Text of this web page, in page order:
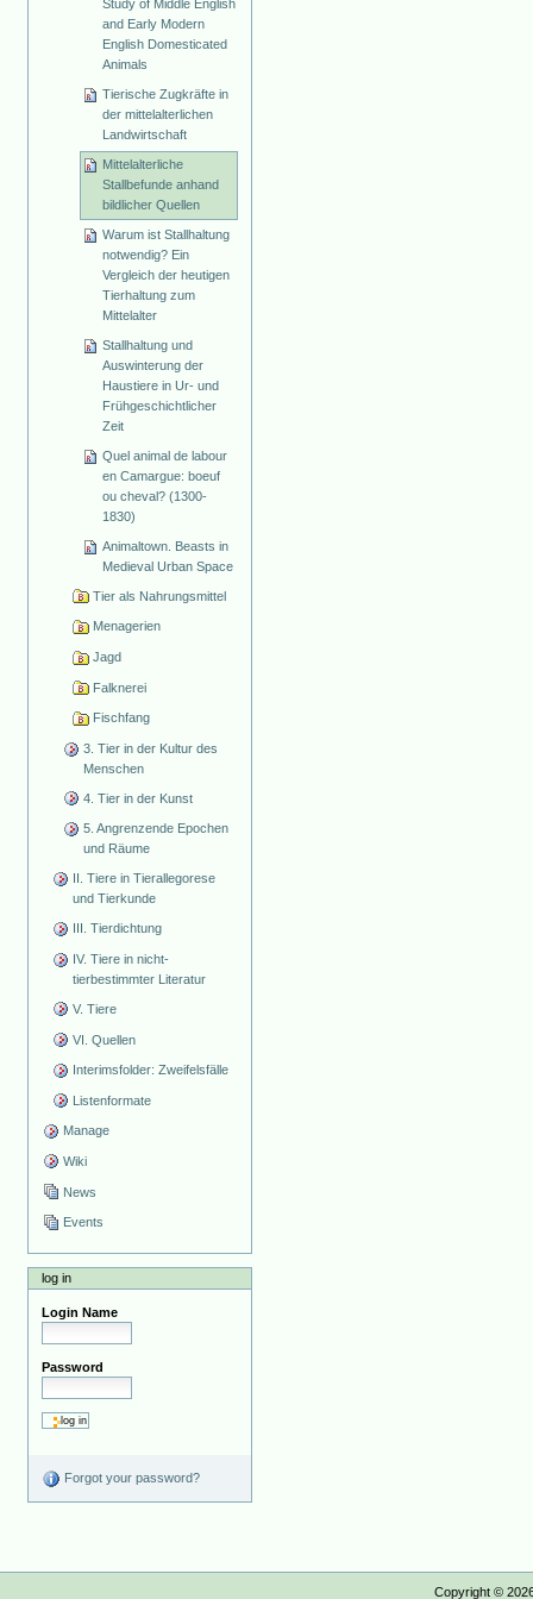
Study of Middle English
and Early Modern
English Domesticated
Animals
Tierische Zugkräfte in
der mittelalterlichen
Landwirtschaft
Mittelalterliche
Stallbefunde anhand
bildlicher Quellen
Warum ist Stallhaltung
notwendig? Ein
Vergleich der heutigen
Tierhaltung zum
Mittelalter
Stallhaltung und
Auswinterung der
Haustiere in Ur- und
Frühgeschichtlicher
Zeit
Quel animal de labour
en Camargue: boeuf
ou cheval? (1300-
1830)
Animaltown. Beasts in
Medieval Urban Space
Tier als Nahrungsmittel
Menagerien
Jagd
Falknerei
Fischfang
3. Tier in der Kultur des
Menschen
4. Tier in der Kunst
5. Angrenzende Epochen
und Räume
II. Tiere in Tierallegorese
und Tierkunde
III. Tierdichtung
IV. Tiere in nicht-
tierbestimmter Literatur
V. Tiere
VI. Quellen
Interimsfolder: Zweifelsfälle
Listenformate
Manage
Wiki
News
Events
log in
Login Name
Password
Forgot your password?
Copyright ©